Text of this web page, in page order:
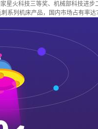
星火科技三等奖、机械部科技进
系列机床产品，国内市场占有率达